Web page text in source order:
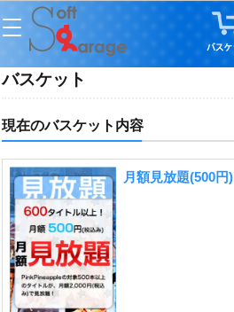
バスケット
現在のバスケット内容
月額見放題(500円)